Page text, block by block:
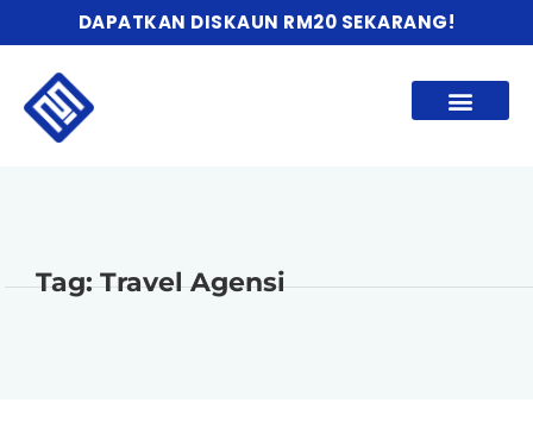
DAPATKAN DISKAUN RM20 SEKARANG!
Tag: Travel Agensi